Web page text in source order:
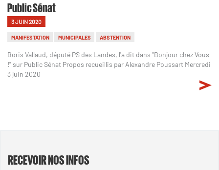
Public Sénat
3 JUIN 2020
MANIFESTATION MUNICIPALES ABSTENTION
Boris Vallaud, député PS des Landes, l'a dit dans "Bonjour chez Vous
!" sur Public Sénat Propos recueillis par Alexandre Poussart Mercredi
3 juin 2020
RECEVOIR NOS INFOS